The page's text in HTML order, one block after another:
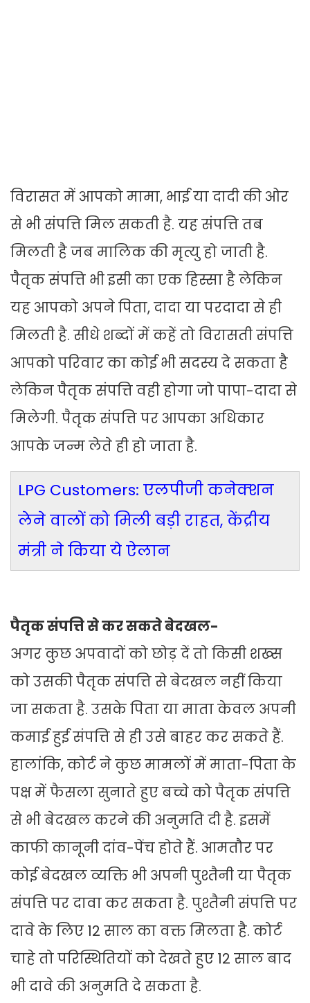
विरासत में आपको मामा, भाई या दादी की ओर
से भी संपत्ति मिल सकती है. यह संपत्ति तब
मिलती है जब मालिक की मृत्यु हो जाती है.
पैतृक संपत्ति भी इसी का एक हिस्सा है लेकिन
यह आपको अपने पिता, दादा या परदादा से ही
मिलती है. सीधे शब्दों में कहें तो विरासती संपत्ति
आपको परिवार का कोई भी सदस्य दे सकता है
लेकिन पैतृक संपत्ति वही होगा जो पापा-दादा से
मिलेगी. पैतृक संपत्ति पर आपका अधिकार
आपके जन्म लेते ही हो जाता है.
LPG Customers: एलपीजी कनेक्‍शन
लेने वालों को मिली बड़ी राहत, केंद्रीय
मंत्री ने किया ये ऐलान
पैतृक संपत्ति से कर सकते बेदखल-
अगर कुछ अपवादों को छोड़ दें तो किसी शख्स
को उसकी पैतृक संपत्ति से बेदखल नहीं किया
जा सकता है. उसके पिता या माता केवल अपनी
कमाई हुई संपत्ति से ही उसे बाहर कर सकते हैं.
हालांकि, कोर्ट ने कुछ मामलों में माता-पिता के
पक्ष में फैसला सुनाते हुए बच्चे को पैतृक संपत्ति
से भी बेदखल करने की अनुमति दी है. इसमें
काफी कानूनी दांव-पेंच होते हैं. आमतौर पर
कोई बेदखल व्यक्ति भी अपनी पुश्तैनी या पैतृक
संपत्ति पर दावा कर सकता है. पुश्तैनी संपत्ति पर
दावे के लिए 12 साल का वक्त मिलता है. कोर्ट
चाहे तो परिस्थितियों को देखते हुए 12 साल बाद
भी दावे की अनुमति दे सकता है.